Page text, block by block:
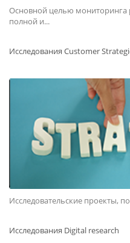
Основной целью мониторинга
полной и...
Исследования Customer
Исследовательские проекты,
Исследования Digital research